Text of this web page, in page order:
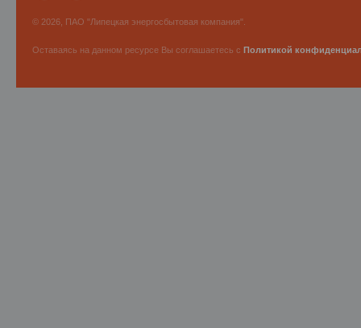
© 2026, ПАО "Липецкая энергосбытовая компания".
Оставаясь на данном ресурсе Вы соглашаетесь с Политикой